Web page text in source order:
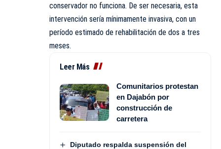
conservador no funciona. De ser necesaria, esta
intervención sería mínimamente invasiva, con un
período estimado de rehabilitación de dos a tres
meses.
Leer Más
Comunitarios protestan
en Dajabón por
construcción de
carretera
Diputado respalda suspensión del